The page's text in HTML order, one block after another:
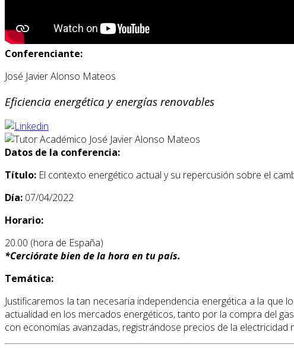
Conferenciante:
José Javier Alonso Mateos
Eficiencia energética y energías renovables
Datos de la conferencia:
Título: El contexto energético actual y su repercusión sobre el
Día: 07/04/2022
Horario:
20.00 (hora de España)
*Cerciórate bien de la hora en tu país.
Temática:
Justificaremos la tan necesaria independencia energética a la
actualidad en los mercados energéticos, tanto por la compra del
con economías avanzadas, registrándose precios de la electricidad